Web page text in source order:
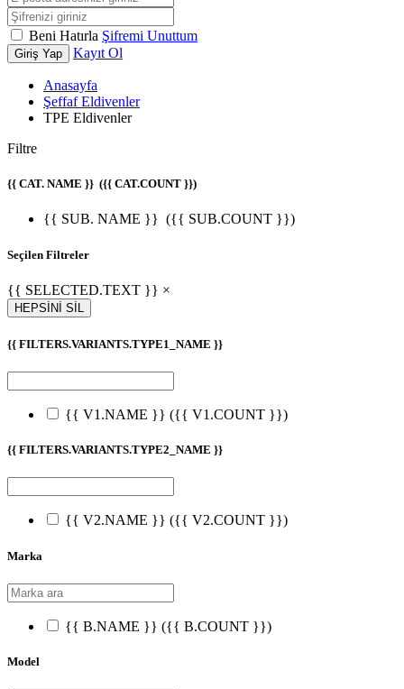
Beni Hatırla Şifremi Unuttum
Giriş Yap Kayıt Ol
Anasayfa
Şeffaf Eldivenler
TPE Eldivenler
Filtre
{{ CAT. NAME }} ({{ CAT.COUNT }})
{{ SUB. NAME }} ({{ SUB.COUNT }})
Seçilen Filtreler
{{ SELECTED.TEXT }} ×
HEPSİNİ SİL
{{ FILTERS.VARIANTS.TYPE1_NAME }}
{{ V1.NAME }} ({{ V1.COUNT }})
{{ FILTERS.VARIANTS.TYPE2_NAME }}
{{ V2.NAME }} ({{ V2.COUNT }})
Marka
{{ B.NAME }} ({{ B.COUNT }})
Model